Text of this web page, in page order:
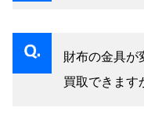
財布の金具が
買取できます